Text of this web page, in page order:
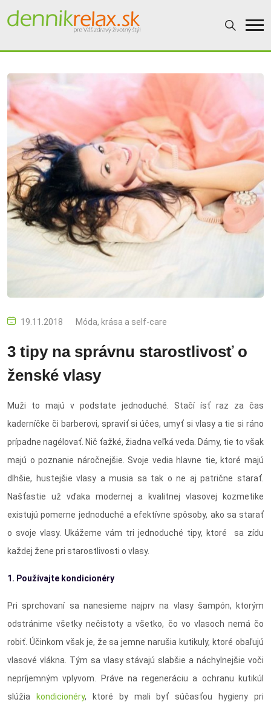
19.11.2018 Móda, krása a self-care
3 tipy na správnu starostlivosť o
ženské vlasy
Muži to majú v podstate jednoduché. Stačí ísť raz za čas
kaderníčke či barberovi, spraviť si účes, umyť si vlasy a tie si ráno
prípadne nagélovať. Nič ťažké, žiadna veľká veda. Dámy, tie to však
majú o poznanie náročnejšie. Svoje vedia hlavne tie, ktoré majú
dlhšie, hustejšie vlasy a musia sa tak o ne aj patrične starať.
Našťastie už vďaka modernej a kvalitnej vlasovej kozmetike
existujú pomerne jednoduché a efektívne spôsoby, ako sa starať
o svoje vlasy. Ukážeme vám tri jednoduché tipy, ktoré sa zídu
každej žene pri starostlivosti o vlasy.
1. Používajte kondicionéry
Pri sprchovaní sa nanesieme najprv na vlasy šampón, ktorým
odstránime všetky nečistoty a všetko, čo vo vlasoch nemá čo
robiť. Účinkom však je, že sa jemne narušia kutikuly, ktoré obaľujú
vlasové vlákna. Tým sa vlasy stávajú slabšie a náchylnejšie voči
nepríjemným vplyvom. Práve na regeneráciu a ochranu kutikúl
slúžia
kondicionéry, ktoré by mali byť súčasťou hygieny pri